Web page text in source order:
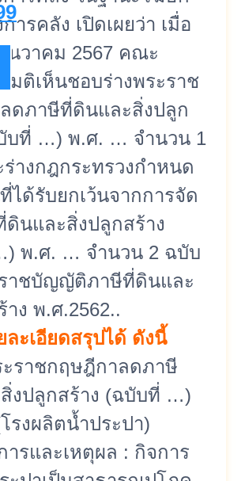
ารคลัง เปิดเผยว่า เมื่อ
นวาคม 2567 คณะ
มติเห็นชอบร่างพระราช
ดภาษีที่ดินและสิ่งปลูก
บที่ …) พ.ศ. … จำนวน 1
างกฎกระทรวงกำหนด
ได้รับยกเว้นจากการจัด
ดินและสิ่งปลูกสร้าง
พ.ศ. … จำนวน 2 ฉบับ
าชบัญญัติภาษีที่ดินและ
าง พ.ศ.2562..
ละเอียดสรุปได้ ดังนี้
ะราชกฤษฎีกาลดภาษี
งปลูกสร้าง (ฉบับที่ …)
งผลิตน้ำประปา)
ารและเหตุผล : กิจการ